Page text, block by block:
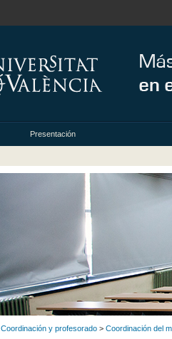
Presentación
Coordinación y profesorado > Coordinación del